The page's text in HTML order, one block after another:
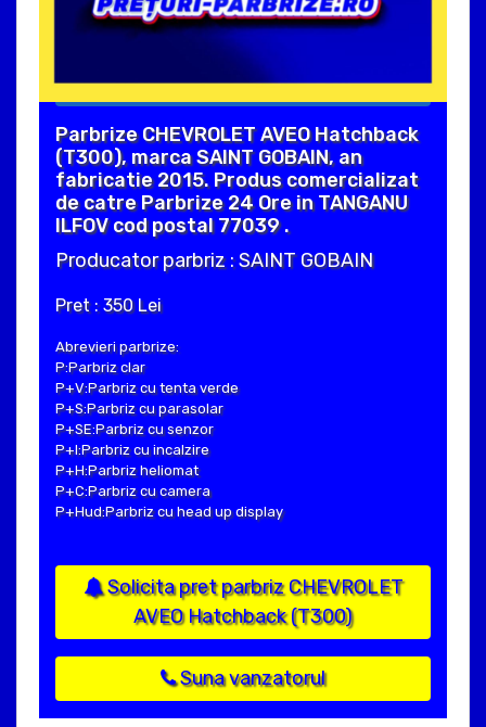
Parbrize CHEVROLET AVEO Hatchback
(T300), marca SAINT GOBAIN, an
fabricatie 2015. Produs comercializat
de catre Parbrize 24 Ore in TANGANU
ILFOV cod postal 77039 .
Producator parbriz : SAINT GOBAIN
Pret : 350 Lei
Abrevieri parbrize:
P:Parbriz clar
P+V:Parbriz cu tenta verde
P+S:Parbriz cu parasolar
P+SE:Parbriz cu senzor
P+I:Parbriz cu incalzire
P+H:Parbriz heliomat
P+C:Parbriz cu camera
P+Hud:Parbriz cu head up display
Solicita pret parbriz CHEVROLET
AVEO Hatchback (T300)
Suna vanzatorul